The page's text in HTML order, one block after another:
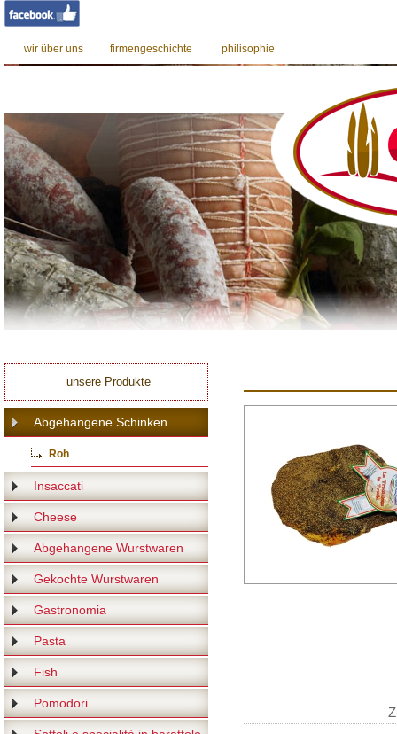
wir über uns firmengeschichte philisophie
0
unsere Produkte
Abgehangene Schinken
Roh
Insaccati
Cheese
Abgehangene Wurstwaren
Gekochte Wurstwaren
Gastronomia
Pasta
Fish
Pomodori